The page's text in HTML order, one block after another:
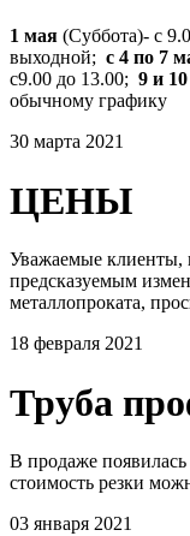
1 мая (Суббота)- с
выходной; с 4 по 7
с9.00 до 13.00; 9 и
обычному графику
30 марта 2021
ЦЕНЫ
Уважаемые клиенты,
предсказуемым
металлопроката,
18 февраля 2021
Труба
В продаже появилась
стоимость резки
03 января 2021